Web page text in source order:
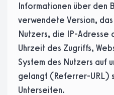
Informationen über den
verwendete Version,
Nutzers, die IP-Adresse
Uhrzeit des Zugriffs,
System des Nutzers auf
gelangt (Referrer-URL)
Unterseiten.